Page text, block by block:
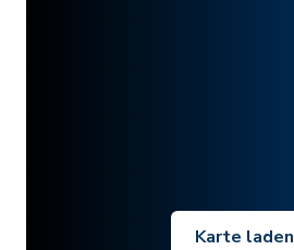
Karte laden